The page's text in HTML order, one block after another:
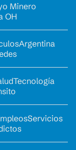
Minero
OH
Argentina
Tecnología
Servicios